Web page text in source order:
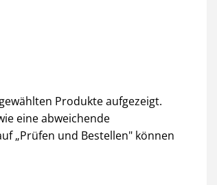
Produkte aufgezeigt.
eine abweichende
„Prüfen und Bestellen" können